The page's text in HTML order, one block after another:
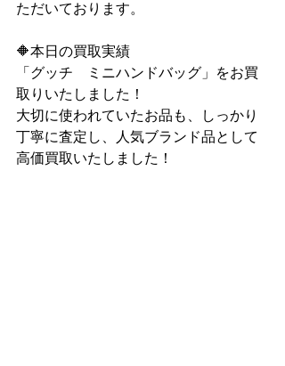
ただいております。
🔶本日の買取実績
「グッチ　ミニハンドバッグ」をお買
取りいたしました！
大切に使われていたお品も、しっかり
丁寧に査定し、人気ブランド品として
高価買取いたしました！